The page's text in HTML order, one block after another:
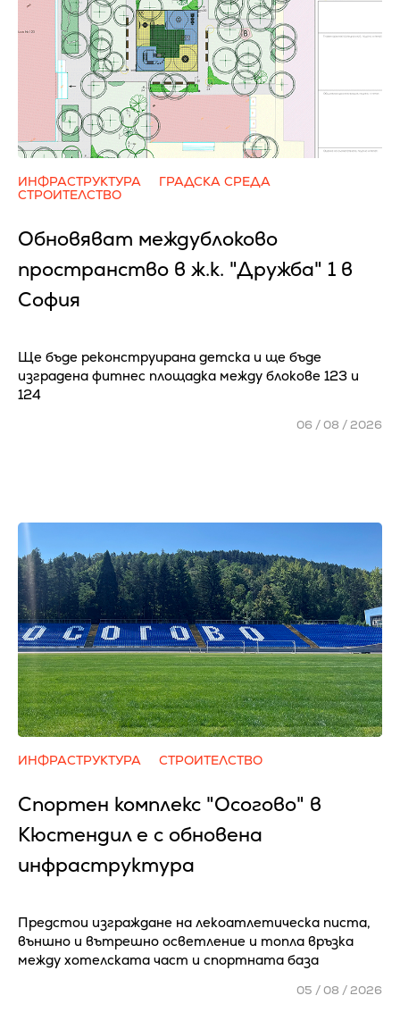
ИНФРАСТРУКТУРА
ГРАДСКА СРЕДА
СТРОИТЕЛСТВО
Обновяват междублоково
пространство в ж.к. "Дружба" 1 в
София
Ще бъде реконструирана детска и ще бъде
изградена фитнес площадка между блокове 123 и
124
06 / 08 / 2026
ИНФРАСТРУКТУРА СТРОИТЕЛСТВО
Спортен комплекс "Осогово" в
Кюстендил е с обновена
инфраструктура
Предстои изграждане на лекоатлетическа писта,
външно и вътрешно осветление и топла връзка
между хотелската част и спортната база
05 / 08 / 2026